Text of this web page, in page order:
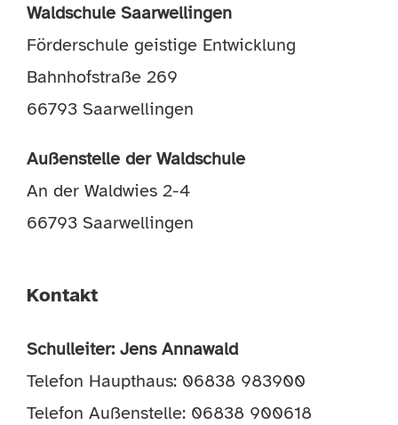
Waldschule Saarwellingen
Förderschule geistige Entwicklung
Bahnhofstraße 269
66793 Saarwellingen
Außenstelle der Waldschule
An der Waldwies 2-4
66793 Saarwellingen
Kontakt
Schulleiter: Jens Annawald
Telefon Haupthaus: 06838 983900
Telefon Außenstelle: 06838 900618